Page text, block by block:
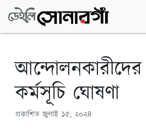
কর্মসূচি ঘোষণা
প্রকাশিতজুলাই ১৫, ২০২৪